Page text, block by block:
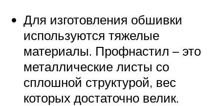
Для изготовления обшивки
используются тяжелые
материалы. Профнастил – это
металлические листы со
сплошной структурой, вес
которых достаточно велик.